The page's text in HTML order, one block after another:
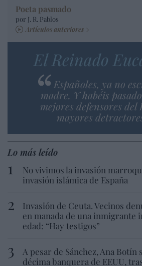
Poeta pasmado
por J. R. Pablos
Artículos anteriores
El Reinado
Españoles, ya no
madre. Y habéis
mejores defensores del
mayores
Lo más leído
No vivimos la invasión
invasión islámica de España
Invasión de Ceuta. Vecinos
en manada de una inmigrante
edad: “Hay testigos”
A pesar de Sánchez, Ana Botín
décima banquera de EEUU,